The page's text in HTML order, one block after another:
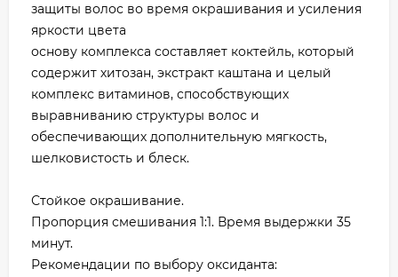
защиты волос во время окрашивания и усиления
яркости цвета
основу комплекса составляет коктейль, который
содержит хитозан, экстракт каштана и целый
комплекс витаминов, способствующих
выравниванию структуры волос и
обеспечивающих дополнительную мягкость,
шелковистость и блеск.
Стойкое окрашивание.
Пропорция смешивания 1:1. Время выдержки 35
минут.
Рекомендации по выбору оксиданта: